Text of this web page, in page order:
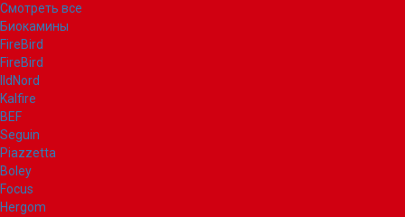
Смотреть все
Биокамины
FireBird
FireBird
IldNord
Kalfire
BEF
Seguin
Piazzetta
Boley
Focus
Hergom